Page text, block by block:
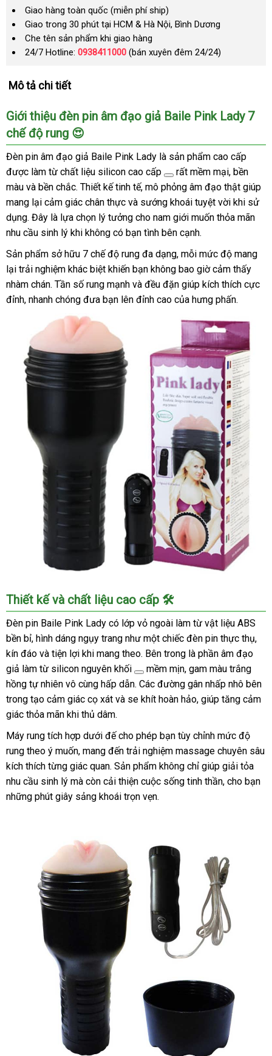
Giao hàng toàn quốc (miễn phí ship)
Giao trong 30 phút tại HCM & Hà Nội, Bình Dương
Che tên sản phẩm khi giao hàng
24/7 Hotline: 0938411000 (bán xuyên đêm 24/24)
Mô tả chi tiết
Giới thiệu đèn pin âm đạo giả Baile Pink Lady 7
chế độ rung 😍
Đèn pin âm đạo giả Baile Pink Lady là sản phẩm cao cấp
được làm từ chất liệu silicon cao cấp
rất mềm mại, bền
màu và bền chắc. Thiết kế tinh tế, mô phỏng âm đạo thật giúp
mang lại cảm giác chân thực và sướng khoái tuyệt vời khi sử
dụng. Đây là lựa chọn lý tưởng cho nam giới muốn thỏa mãn
nhu cầu sinh lý khi không có bạn tình bên cạnh.
Sản phẩm sở hữu 7 chế độ rung đa dạng, mỗi mức độ mang
lại trải nghiệm khác biệt khiến bạn không bao giờ cảm thấy
nhàm chán. Tần số rung mạnh và đều đặn giúp kích thích cực
đỉnh, nhanh chóng đưa bạn lên đỉnh cao của hưng phấn.
Máy
Rung
Âm
Đạo
Baile
Pink
Lady
7
Chế
Độ
Mạnh
Thiết kế và chất liệu cao cấp 🛠️
Đèn pin Baile Pink Lady có lớp vỏ ngoài làm từ vật liệu ABS
bền bỉ, hình dáng ngụy trang như một chiếc đèn pin thực thụ,
kín đáo và tiện lợi khi mang theo. Bên trong là phần âm đạo
giả làm từ silicon nguyên khối
mềm mịn, gam màu trắng
hồng tự nhiên vô cùng hấp dẫn. Các đường gân nhấp nhô bên
trong tạo cảm giác cọ xát và se khít hoàn hảo, giúp tăng cảm
giác thỏa mãn khi thủ dâm.
Máy rung tích hợp dưới đế cho phép bạn tùy chỉnh mức độ
rung theo ý muốn, mang đến trải nghiệm massage chuyên sâu
kích thích từng giác quan. Sản phẩm không chỉ giúp giải tỏa
nhu cầu sinh lý mà còn cải thiện cuộc sống tinh thần, cho bạn
những phút giây sảng khoái trọn vẹn.